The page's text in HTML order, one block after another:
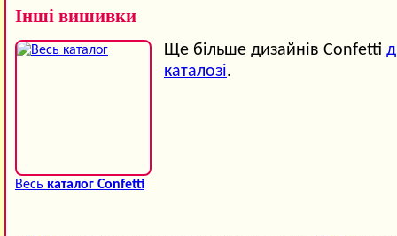
Інші вишивки
Весь каталог Confetti
Ще більше дизайнів Confetti
каталозі.